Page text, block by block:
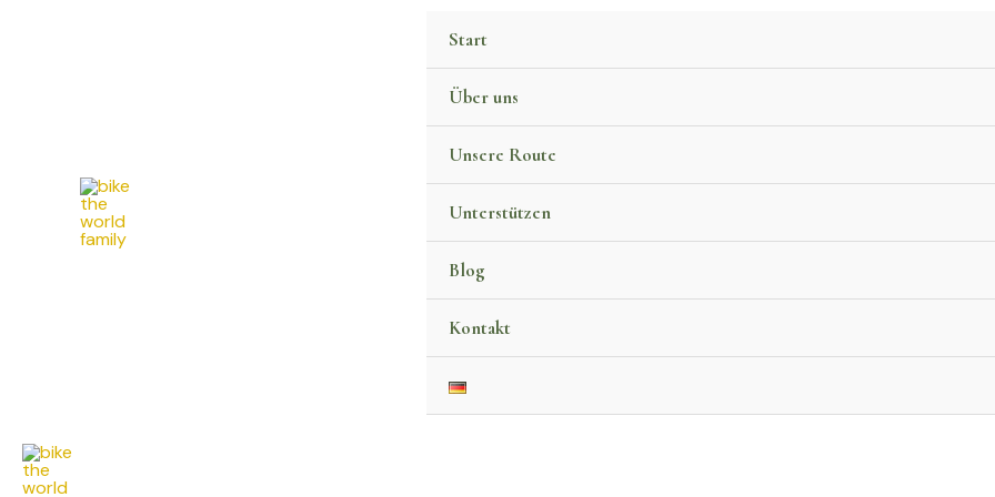
Start
Über uns
Unsere Route
Unterstützen
Blog
Kontakt